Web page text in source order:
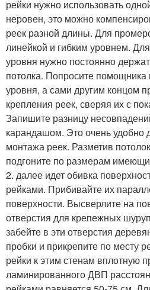
рейки нужно использовать
неровен, это можно
реек разной длины. Для
линейкой и гибким уровнем.
уровня нужно постоянно
потолка. Попросите помощника
уровня, а сами другим концом
крепления реек, сверяя их с
Запишите разницу
карандашом. Это очень удобно
монтажа реек. Разметив
подгоните по размерам
2. далее идет обивка
рейками. Прибивайте их
поверхности. Высверлите на
отверстия для крепежных
забейте в эти отверстия
пробки и прикрепите по месту
рейки к этим стенам вплотную
ламинированного ДВП